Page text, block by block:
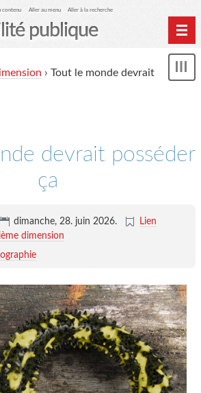
contenu Aller au menu Aller à la recherche
publique
qui nuisait grave
le blog des origines
› Tout le monde devrait
devrait posséder
ça
dimanche, 28. juin 2026.
Lien
dimension